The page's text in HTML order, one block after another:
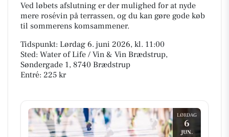
Ved løbets afslutning er der mulighed for at nyde
mere rosévin på terrassen, og du kan gøre gode køb
til sommerens komsammener.
Tidspunkt: Lørdag 6. juni 2026, kl. 11:00
Sted: Water of Life / Vin & Vin Brædstrup,
Søndergade 1, 8740 Brædstrup
Entré: 225 kr
LØRDAG
6
JUN.